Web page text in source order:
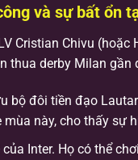
và sự bất ổn
Cristian Chivu
thua derby Milan gần
bộ đôi tiền đạo
này, cho thấy sự
Inter. Họ có thể